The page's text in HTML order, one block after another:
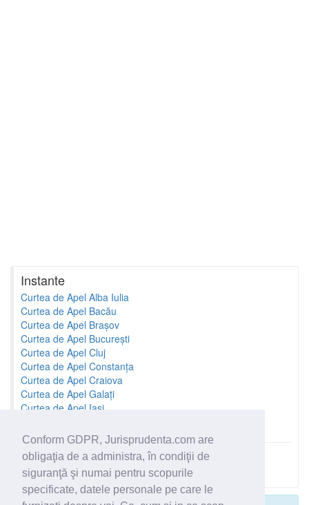
Conform GDPR, Jurisprudenta.com are
obligaţia de a administra, în condiţii de
siguranţă şi numai pentru scopurile
specificate, datele personale pe care le
Instante
Curtea de Apel Alba Iulia
Curtea de Apel Bacău
Curtea de Apel Brașov
Curtea de Apel București
Curtea de Apel Cluj
Curtea de Apel Constanța
Curtea de Apel Craiova
Curtea de Apel Galați
Curtea de Apel Iași
Toate instantele